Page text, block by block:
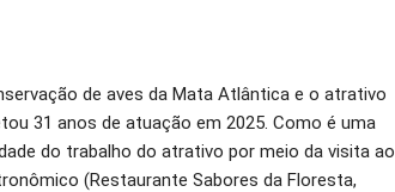
de aves da Mata Atlântica e o atrativo
31 anos de atuação em 2025. Como é uma
do trabalho do atrativo por meio da visita ao
(Restaurante Sabores da Floresta,